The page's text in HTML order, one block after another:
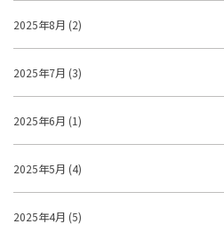
2025年8月 (2)
2025年7月 (3)
2025年6月 (1)
2025年5月 (4)
2025年4月 (5)